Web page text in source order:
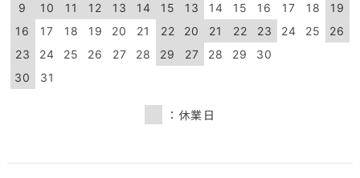
9
10 11 12 13 14
15
16
17 18 19 20 21
22
23
24 25 26 27 28
29
30
31
13
14 15 16 17 18
19
20
21 22 23 24 25
26
27
28 29 30
：休業日